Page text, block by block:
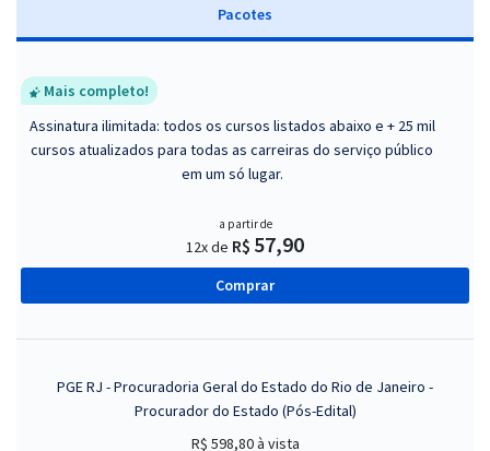
Pacotes
Mais completo!
Assinatura ilimitada: todos os cursos listados abaixo e + 25 mil
cursos atualizados para todas as carreiras do serviço público
em um só lugar.
a partir de
12x de R$ 57,90
Comprar
PGE RJ - Procuradoria Geral do Estado do Rio de Janeiro -
Procurador do Estado (Pós-Edital)
R$ 598,80à vista